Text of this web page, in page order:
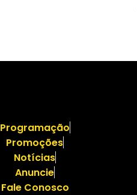
Programação
Promoções
Notícias
Anuncie
Fale Conosco